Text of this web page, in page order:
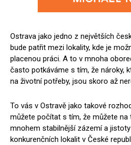
Ostrava jako jedno z největších
bude patřit mezi lokality, kde je
placenou práci. A to v mnoha
často potkáváme s tím, že nároky,
na životní potřeby, jsou skoro až
To vás v Ostravě jako takové
můžete počítat s tím, že můžete
mnohem stabilnější zázemí a
konkurenčních lokalit v České